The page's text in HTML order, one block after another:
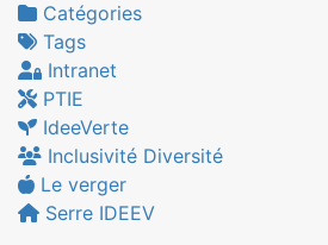
Catégories
Tags
Intranet
PTIE
IdeeVerte
Inclusivité Diversité
Le verger
Serre IDEEV